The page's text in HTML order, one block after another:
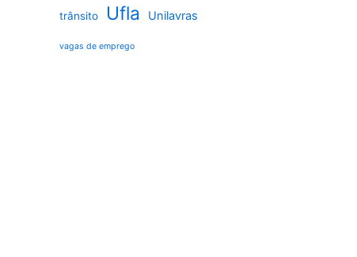
trânsito Ufla Unilavras
vagas de emprego